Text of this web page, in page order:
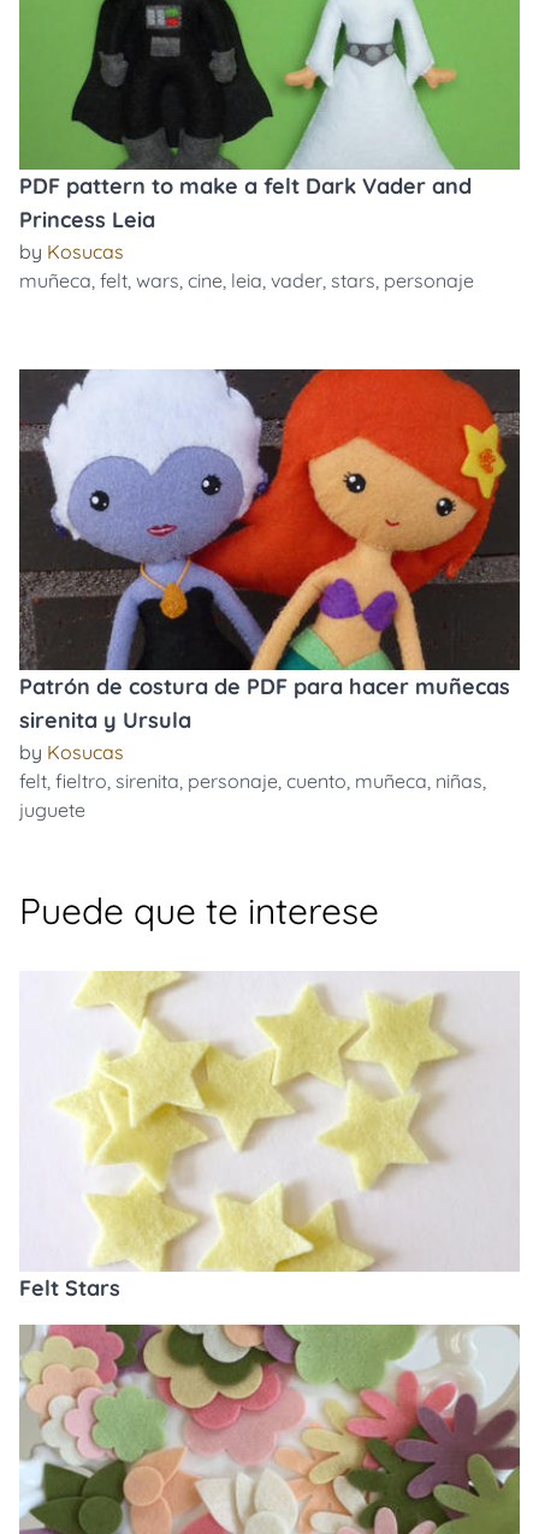
PDF pattern to make a felt Dark Vader and
Princess Leia
by Kosucas
muñeca, felt, wars, cine, leia, vader, stars, personaje
Patrón de costura de PDF para hacer muñecas
sirenita y Ursula
by Kosucas
felt, fieltro, sirenita, personaje, cuento, muñeca, niñas,
juguete
Puede que te interese
Felt Stars